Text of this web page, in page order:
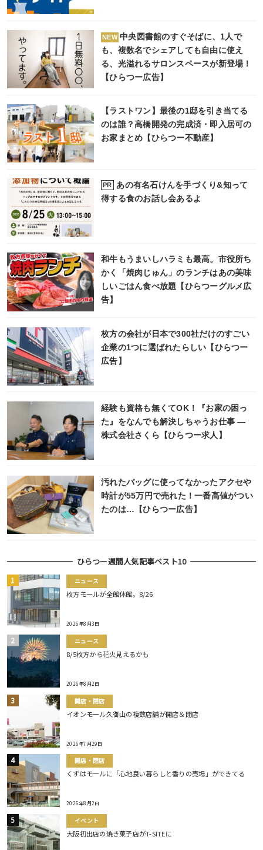
NEW 中央図書館のすぐそばに、1人で
も、複数名でシェアしても自由に使え
る、光溢れるサロンスペースが新登場！
【ひらつー広告】
【ラストワン】最後の1邸を引き当てる
のは誰？高橋開発の完成済・即入居可の
お家まとめ【ひらつー不動産】
PR
あの有名石けんを手づくり&知って
得する食のお話し会あるよ
和牛もうまいしハラミも最高。市役所ち
かく「焼肉じゅん」のランチはあの美味
しいごはん食べ放題【ひらつーグルメ広
告】
枚方の会社が日本で300社だけのすごい
企業の1つに選ばれたらしい【ひらつー
広告】
経験も資格も無くてOK！『お家の困っ
た』をなんでも解決しちゃうお仕事 ―
株式会社さくら【ひらつー求人】
汚れたバッグに使ってなかったアクセや
時計が55万円で売れた！一番高値がつい
たのは…【ひらつー広告】
ひらつー週間人気記事ベスト10
ニュース
枚方モールが全館休館。8/26
2026年8月3日
ニュース
8/5枚方から花火見えるかも
2026年8月2日
開店・閉店
イオンモール久御山の複数店舗が開店＆閉店
2026年7月29日
開店・閉店
くずはモールに「心地良い暮らしと香りの売場」ができてる
2026年8月2日
イベント
大阪初出店の焼き菓子店がT-SITEに